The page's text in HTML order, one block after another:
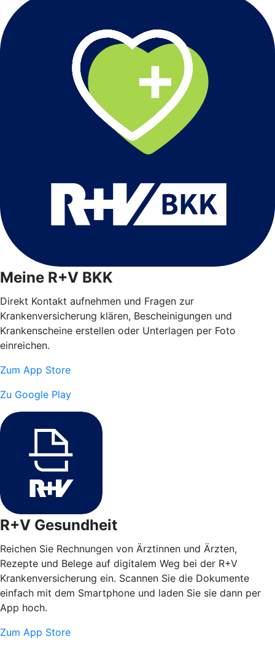
Meine R+V BKK
Direkt Kontakt aufnehmen und Fragen zur
Krankenversicherung klären, Bescheinigungen und
Krankenscheine erstellen oder Unterlagen per Foto
einreichen.
Zum App Store
Zu Google Play
R+V Gesundheit
Reichen Sie Rechnungen von Ärztinnen und Ärzten,
Rezepte und Belege auf digitalem Weg bei der R+V
Krankenversicherung ein. Scannen Sie die Dokumente
einfach mit dem Smartphone und laden Sie sie dann per
App hoch.
Zum App Store